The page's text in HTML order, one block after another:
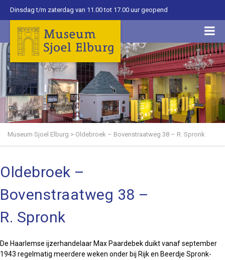
Dinsdag t/m zaterdag van 11.00 tot 17.00 uur geopend
Museum Sjoel Elburg > Oldebroek – Bovenstraatweg 38 – R. Spronk
Oldebroek –
Bovenstraatweg 38 –
R. Spronk
De Haarlemse ijzerhandelaar Max Paardebek duikt vanaf september
1943 regelmatig meerdere weken onder bij Rijk en Beerdje Spronk-